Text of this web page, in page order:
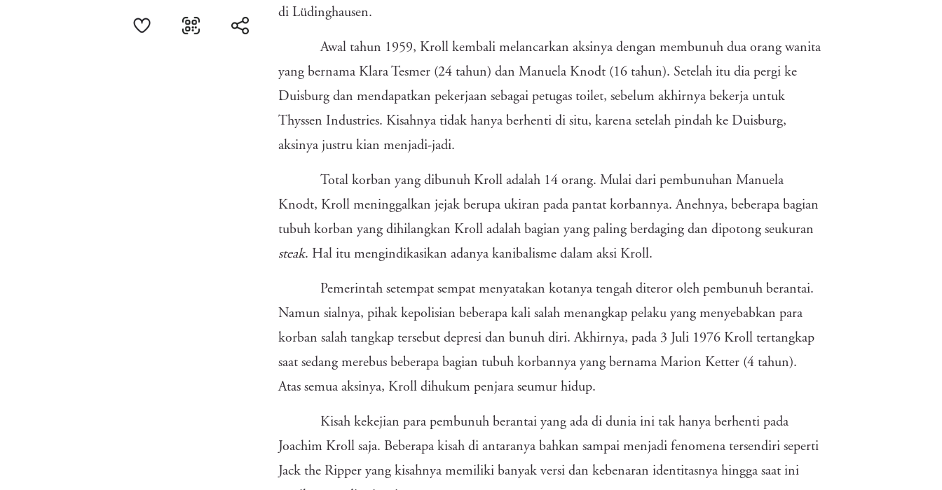
di Lüdinghausen.
Awal tahun 1959, Kroll kembali melancarkan aksinya dengan membunuh dua orang wanita
yang bernama Klara Tesmer (24 tahun) dan Manuela Knodt (16 tahun). Setelah itu dia pergi ke
Duisburg dan mendapatkan pekerjaan sebagai petugas toilet, sebelum akhirnya bekerja untuk
Thyssen Industries. Kisahnya tidak hanya berhenti di situ, karena setelah pindah ke Duisburg,
aksinya justru kian menjadi-jadi.
Total korban yang dibunuh Kroll adalah 14 orang. Mulai dari pembunuhan Manuela
Knodt, Kroll meninggalkan jejak berupa ukiran pada pantat korbannya. Anehnya, beberapa bagian
tubuh korban yang dihilangkan Kroll adalah bagian yang paling berdaging dan dipotong seukuran
steak. Hal itu mengindikasikan adanya kanibalisme dalam aksi Kroll.
Pemerintah setempat sempat menyatakan kotanya tengah diteror oleh pembunuh berantai.
Namun sialnya, pihak kepolisian beberapa kali salah menangkap pelaku yang menyebabkan para
korban salah tangkap tersebut depresi dan bunuh diri. Akhirnya, pada 3 Juli 1976 Kroll tertangkap
saat sedang merebus beberapa bagian tubuh korbannya yang bernama Marion Ketter (4 tahun).
Atas semua aksinya, Kroll dihukum penjara seumur hidup.
Kisah kekejian para pembunuh berantai yang ada di dunia ini tak hanya berhenti pada
Joachim Kroll saja. Beberapa kisah di antaranya bahkan sampai menjadi fenomena tersendiri seperti
Jack the Ripper yang kisahnya memiliki banyak versi dan kebenaran identitasnya hingga saat ini